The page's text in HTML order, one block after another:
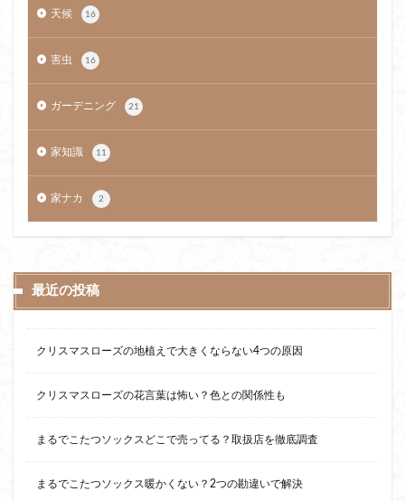
天候 16
害虫 16
ガーデニング 21
家知識 11
家ナカ 2
最近の投稿
クリスマスローズの地植えで大きくならない4つの原因
クリスマスローズの花言葉は怖い？色との関係性も
まるでこたつソックスどこで売ってる？取扱店を徹底調査
まるでこたつソックス暖かくない？2つの勘違いで解決